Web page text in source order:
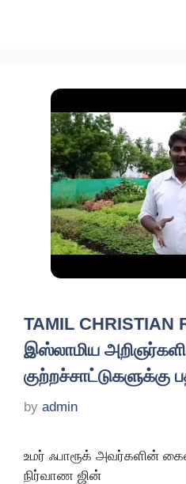
TAMIL CHRISTIAN
இஸ்லாமிய
குற்றச்சாட்டுகளுக்கு
by admin
உமர் ஃபாரூக் அவர்களின்
நிர்வாண ஜின்